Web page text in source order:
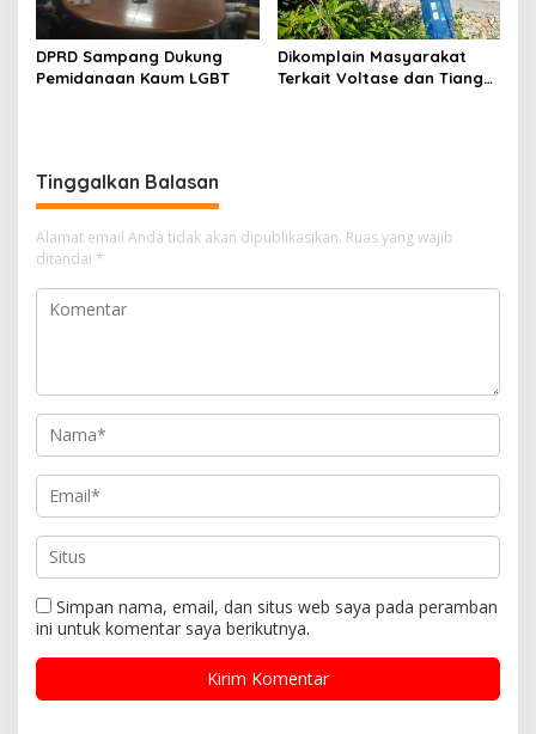
DPRD Sampang Dukung
Pemidanaan Kaum LGBT
Dikomplain Masyarakat
Terkait Voltase dan Tiang
Tinggalkan Balasan
Alamat email Anda tidak akan dipublikasikan. Ruas yang wajib
ditandai *
Simpan nama, email, dan situs web saya pada peramban
ini untuk komentar saya berikutnya.